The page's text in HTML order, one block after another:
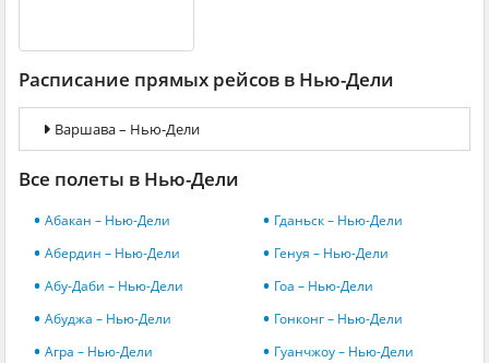
Расписание прямых рейсов в Нью-Дели
Варшава – Нью-Дели
Все полеты в Нью-Дели
Абакан – Нью-Дели
Абердин – Нью-Дели
Абу-Даби – Нью-Дели
Абуджа – Нью-Дели
Агра – Нью-Дели
Гданьск – Нью-Дели
Генуя – Нью-Дели
Гоа – Нью-Дели
Гонконг – Нью-Дели
Гуанчжоу – Нью-Дели